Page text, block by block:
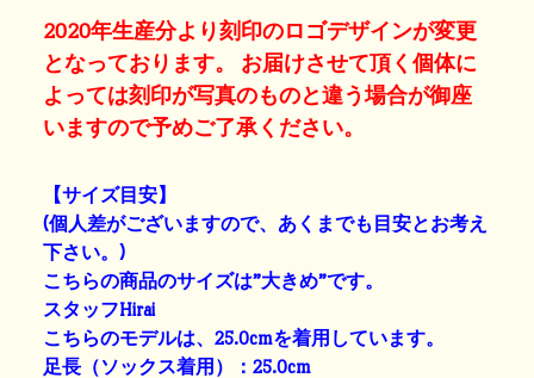
2020年生産分より刻印のロゴデザインが変更
となっております。 お届けさせて頂く個体に
よっては刻印が写真のものと違う場合が御座
いますので予めご了承ください。
【サイズ目安】
(個人差がございますので、あくまでも目安とお考え
下さい。)
こちらの商品のサイズは”大きめ”です。
スタッフHirai
こちらのモデルは、25.0cmを着用しています。
足長（ソックス着用）：25.0cm